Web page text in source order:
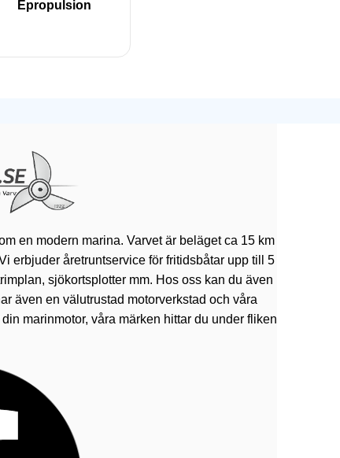
Epropulsion
en modern marina. Varvet är beläget ca 15 km
erbjuder åretruntservice för fritidsbåtar upp till 5
sjökortsplotter mm. Hos oss kan du även
även en välutrustad motorverkstad och våra
marinmotor, våra märken hittar du under fliken